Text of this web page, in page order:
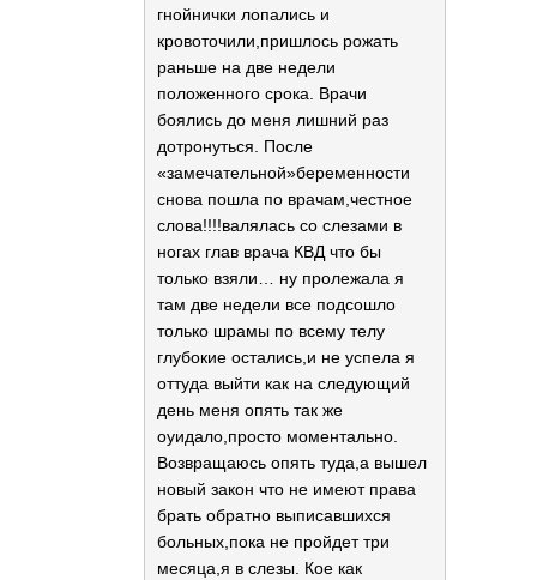
гнойнички лопались и
кровоточили,пришлось рожать
раньше на две недели
положенного срока. Врачи
боялись до меня лишний раз
дотронуться. После
«замечательной»беременности
снова пошла по врачам,честное
слова!!!!валялась со слезами в
ногах глав врача КВД что бы
только взяли… ну пролежала я
там две недели все подсошло
только шрамы по всему телу
глубокие остались,и не успела я
оттуда выйти как на следующий
день меня опять так же
оуидало,просто моментально.
Возвращаюсь опять туда,а вышел
новый закон что не имеют права
брать обратно выписавшихся
больных,пока не пройдет три
месяца,я в слезы. Кое как